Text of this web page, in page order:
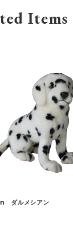
Items
ダルメシアン